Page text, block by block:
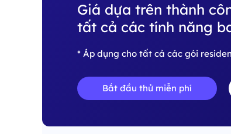
Giá dựa trên thành
tất cả các tính năng
* Áp dụng cho tất cả các gói
Bắt đầu thử miễn phí